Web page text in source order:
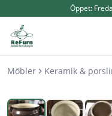
Öppet:
Möbler Keramik &